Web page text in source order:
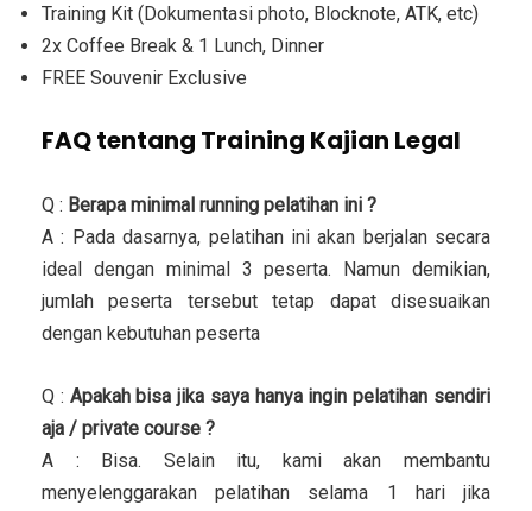
Training Kit (Dokumentasi photo, Blocknote, ATK, etc)
2x Coffee Break & 1 Lunch, Dinner
FREE Souvenir Exclusive
FAQ tentang Training Kajian Legal
Q : Berapa minimal running pelatihan ini ?
A : Pada dasarnya, pelatihan ini akan berjalan secara
ideal dengan minimal 3 peserta. Namun demikian,
jumlah peserta tersebut tetap dapat disesuaikan
dengan kebutuhan peserta
Q : Apakah bisa jika saya hanya ingin pelatihan sendiri
aja / private course ?
A : Bisa. Selain itu, kami akan membantu
menyelenggarakan pelatihan selama 1 hari jika